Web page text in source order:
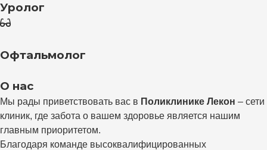
Уролог
Офтальмолог
О нас
Мы рады приветствовать вас в Поликлинике Лекон – cети
клиник, где забота о вашем здоровье является нашим
главным приоритетом.
Благодаря команде высоквалифицированных